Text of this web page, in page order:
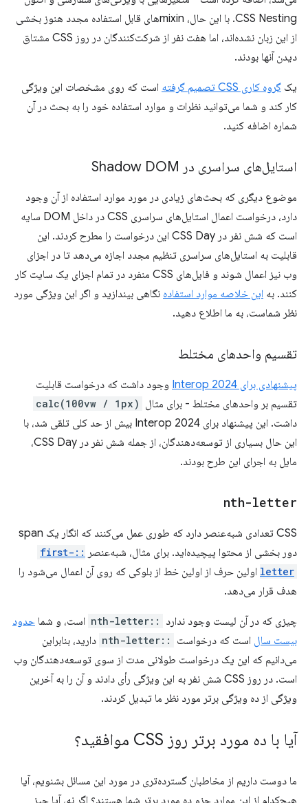
CSS Nesting. با این حال، mixinهای قابل استفاده مجدد هنوز بخشی
از این زبان نشده‌اند، اما هفت نفر از شرکت‌کنندگان در روز CSS مشتاق
دیدن آنها بودند.
یک گروه کاری CSS تصمیم گرفته
است که روی مشخصات این ویژگی
کار کند و شما می‌توانید نظرات و موارد استفاده خود را به بحث در آن
شماره اضافه کنید.
استایل‌های سراسری در Shadow DOM
موضوع دیگری که بحث‌های زیادی در مورد موارد استفاده از آن وجود
دارد، درخواست اعمال استایل‌های سراسری CSS در داخل DOM سایه
است که شش نفر در CSS Day این درخواست را مطرح کردند. این
قابلیت به استایل‌های سراسری تنظیم مجدد اجازه می‌دهد تا در اجزای
وب نیز اعمال شوند و فایل‌های CSS منفرد در تمام اجزای یک سایت کار
کنند. به این خلاصه موارد استفاده نگاهی بیندازید و اگر این ویژگی مورد
نظر شماست، به ما اطلاع دهید.
تقسیم واحدهای مختلط
پیشنهادی برای Interop 2024
وجود داشت که درخواست قابلیت
تقسیم بر واحدهای مختلط - برای مثال calc(100vw / 1px)
داشت. این پیشنهاد برای Interop 2024 بیش از حد کلی تلقی شد، با
این حال بسیاری از توسعه‌دهندگان، از جمله شش نفر در CSS Day،
مایل به اجرای این طرح بودند.
nth-letter
CSS تعدادی شبه‌عنصر دارد که طوری عمل می‌کنند که انگار یک span
دور بخشی از محتوا پیچیده‌اید. برای مثال، شبه‌عنصر
::first-
letter اولین حرف از اولین خط از بلوکی که روی آن اعمال می‌شود را
هدف قرار می‌دهد.
چیزی که در آن لیست وجود ندارد ::nth-letter است، و شما حدود
بیست سال است که درخواست ::nth-letter
دارید، بنابراین
می‌دانیم که این یک درخواست طولانی مدت از سوی توسعه‌دهندگان وب
است. در روز CSS شش نفر به این ویژگی رأی دادند و آن را به آخرین
ویژگی از ده ویژگی برتر مورد نظر ما تبدیل کردند.
آیا با ده مورد برتر روز CSS موافقید؟
ما دوست داریم از مخاطبان گسترده‌تری در مورد این مسائل بشنویم، آیا
هیچ‌کدام از این موارد جزو ده مورد برتر شما هستند؟ اگر نه، آیا چیز